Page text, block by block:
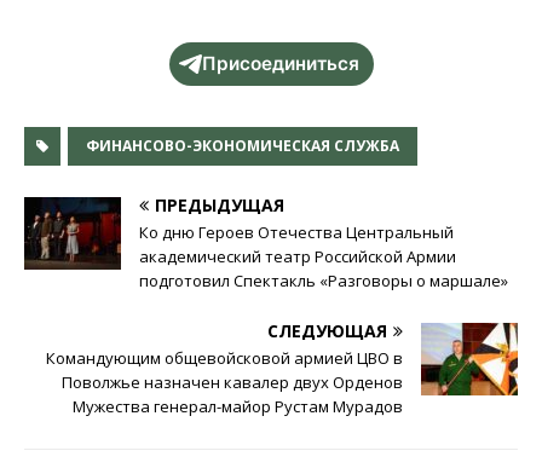
Присоединиться
ФИНАНСОВО-ЭКОНОМИЧЕСКАЯ СЛУЖБА
ПРЕДЫДУЩАЯ
Ко дню Героев Отечества Центральный
академический театр Российской Армии
подготовил Спектакль «Разговоры о маршале»
СЛЕДУЮЩАЯ
Командующим общевойсковой армией ЦВО в
Поволжье назначен кавалер двух Орденов
Мужества генерал-майор Рустам Мурадов